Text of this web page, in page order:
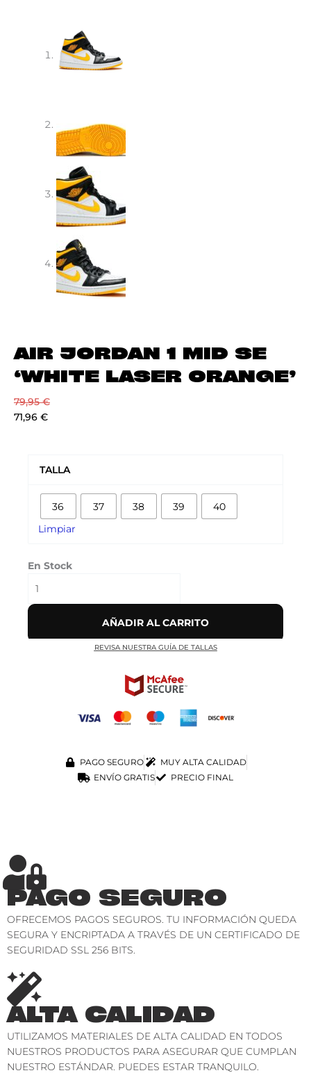
AIR JORDAN 1 MID SE
‘WHITE LASER ORANGE’
79,95€
71,96 €
TALLA
36 37 38 39 40
Limpiar
En Stock
MID
'WHITE
cantidad
AÑADIR AL CARRITO
REVISA NUESTRA GUÍA DE TALLAS
PAGO SEGURO
MUY ALTA CALIDAD
ENVÍO GRATIS
PRECIO FINAL
PAGO SEGURO
OFRECEMOS PAGOS SEGUROS. TU INFORMACIÓN QUEDA
SEGURA Y ENCRIPTADA A TRAVÉS DE UN CERTIFICADO DE
SEGURIDAD SSL 256 BITS.
ALTA CALIDAD
UTILIZAMOS MATERIALES DE ALTA CALIDAD EN TODOS
NUESTROS PRODUCTOS PARA ASEGURAR QUE CUMPLAN
NUESTRO ESTÁNDAR. PUEDES ESTAR TRANQUILO.